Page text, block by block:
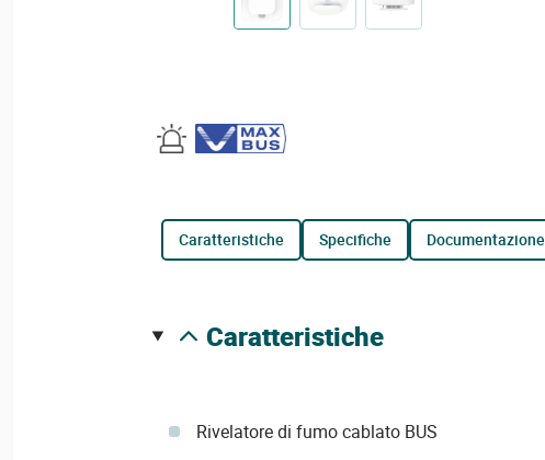
caratteristiche specifiche documentazione
caratteristiche
Rivelatore di fumo cablato BUS